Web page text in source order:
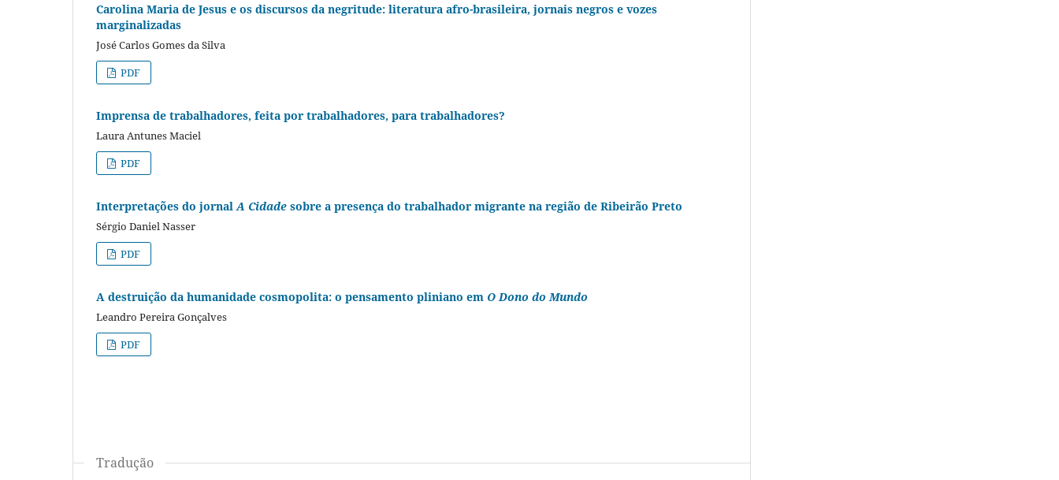
Carolina Maria de Jesus e os discursos da negritude: literatura afro-brasileira, jornais negros e vozes
marginalizadas
José Carlos Gomes da Silva
PDF
Imprensa de trabalhadores, feita por trabalhadores, para trabalhadores?
Laura Antunes Maciel
PDF
Interpretações do jornalA Cidade sobre a presença do trabalhador migrante na região de Ribeirão Preto
Sérgio Daniel Nasser
PDF
A destruição da humanidade cosmopolita: o pensamento pliniano em O Dono do Mundo
Leandro Pereira Gonçalves
PDF
Tradução